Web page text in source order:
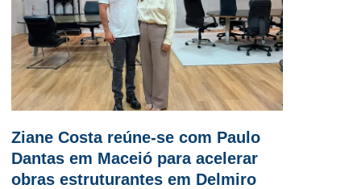
Ziane Costa reúne-se com Paulo
Dantas em Maceió para acelerar
obras estruturantes em Delmiro